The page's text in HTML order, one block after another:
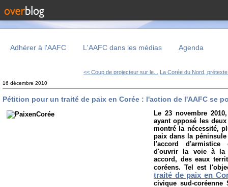
Adhérer à l'AAFC L'AAFC dans les médias Agenda
<< Coup de projecteur sur le... La Corée du Nord,
16 décembre 2010
Pétition pour un traité de paix en Corée : l'action de l'AAFC se
Le 23 novembre
ayant opposé les
montré la nécessité,
paix dans la
l'accord
d'ouvrir la voie à la
accord, des eaux
coréens. Tel est
traité de paix en
civique sud-coréenne